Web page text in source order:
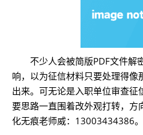
不少人会被简版PDF文件解
响，以为征信材料只要处理得
出来。可无论是入职单位审查征
要思路一直围着改外观打转，方
化无痕老师威：13003434386。